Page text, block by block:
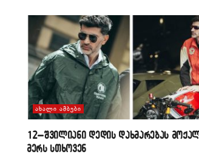
ᲐᲮᲐᲚᲘ ᲐᲛᲑᲔᲑᲘ
12–შვილიანი დედის დახმარებას
მერს სთხოვენ